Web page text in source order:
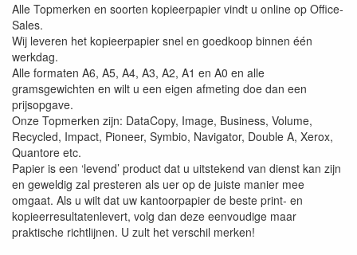
Alle Topmerken en soorten kopieerpapier vindt u online op Office-
Sales.
Wij leveren het kopieerpapier snel en goedkoop binnen één
werkdag.
Alle formaten A6, A5, A4, A3, A2, A1 en A0 en alle
gramsgewichten en wilt u een eigen afmeting doe dan een
prijsopgave.
Onze Topmerken zijn: DataCopy, Image, Business, Volume,
Recycled, Impact, Pioneer, Symbio, Navigator, Double A, Xerox,
Quantore etc.
Papier is een ‘levend’ product dat u uitstekend van dienst kan zijn
en geweldig zal presteren als uer op de juiste manier mee
omgaat. Als u wilt dat uw kantoorpapier de beste print- en
kopieerresultatenlevert, volg dan deze eenvoudige maar
praktische richtlijnen. U zult het verschil merken!